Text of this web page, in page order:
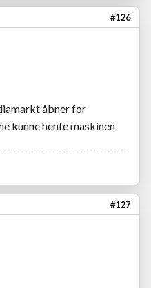
#126
åbner for
kunne hente maskinen
#127